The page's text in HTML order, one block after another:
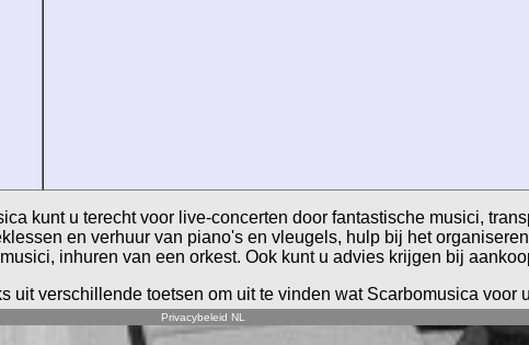
kunt u terecht voor live-concerten door fantastische musici,
en verhuur van piano's en vleugels, hulp bij het
inhuren van een orkest. Ook kunt u advies krijgen bij
uit verschillende toetsen om uit te vinden wat Scarbomusica voor
Privacybeleid NL